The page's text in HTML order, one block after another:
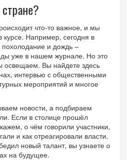
что‑то важное, и мы
курсе. Например, сегодня в
и дождь –
уже в нашем журнале. Но это
освещаем. Вы найдете здесь
интервью с общественными
мероприятий и многое
новости, а подбираем
Если в столице прошёл
о чём говорили участники,
и как отреагировали власти.
новый талант, вы узнаете о
на будущее.